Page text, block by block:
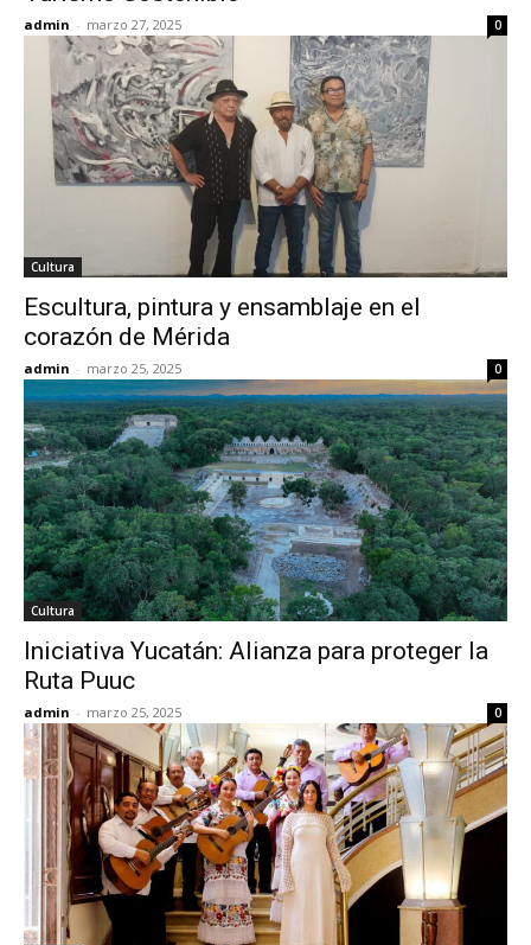
admin - marzo 27, 2025 0
Cultura
Escultura, pintura y ensamblaje en el
corazón de Mérida
admin - marzo 25, 2025 0
Cultura
Iniciativa Yucatán: Alianza para proteger la
Ruta Puuc
admin - marzo 25, 2025 0